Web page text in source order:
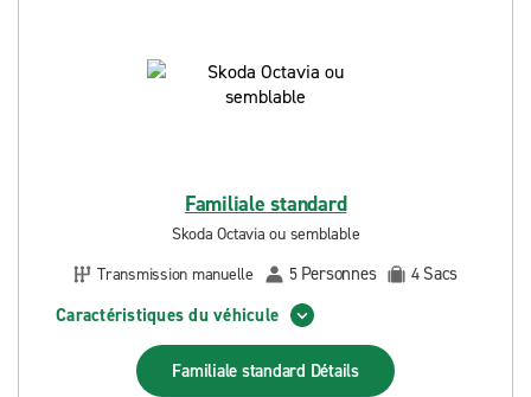
Familiale standard
Skoda Octavia ou semblable
Transmission manuelle
5 Personnes 4 Sacs
Caractéristiques du véhicule
Familiale standard Détails